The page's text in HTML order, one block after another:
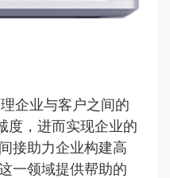
企业与客户之间的
度，进而实现企业的
接助力企业构建高
一领域提供帮助的